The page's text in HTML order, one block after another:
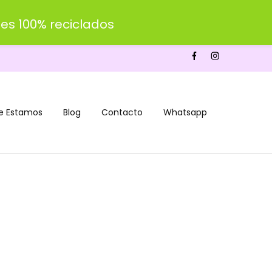
Estamos Blog Contacto Whatsapp
100% reciclados